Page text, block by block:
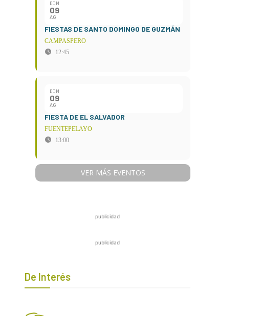
DOM
09
AG
FIESTAS DE SANTO DOMINGO DE GUZMÁN
CAMPASPERO
12:45
DOM
09
AG
FIESTA DE EL SALVADOR
FUENTEPELAYO
13:00
VER MÁS EVENTOS
publicidad
publicidad
De Interés